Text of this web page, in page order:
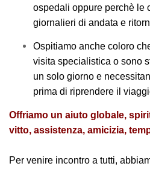
ospedali oppure perchè le
giornalieri di andata e
Ospitiamo anche coloro
visita specialistica o sono
un solo giorno e
prima di riprendere il
Offriamo un aiuto globale,
vitto, assistenza, amicizia,
Per venire incontro a tutti,